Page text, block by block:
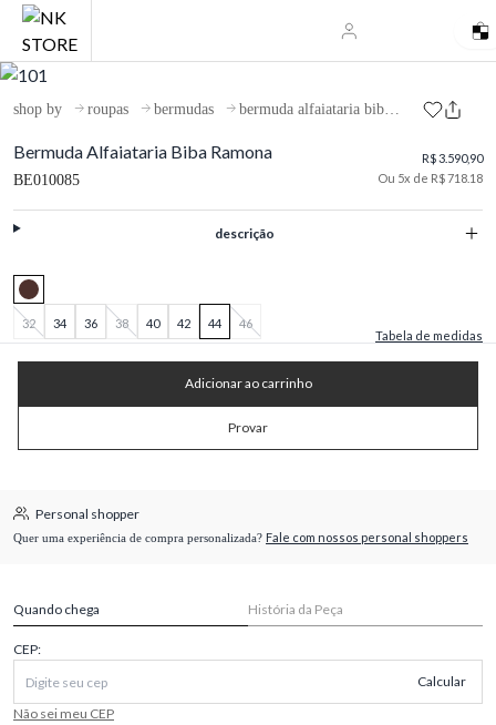
shop by roupas bermudas bermuda alfaiataria biba ramona
Bermuda Alfaiataria Biba Ramona
BE010085
R$ 3.590,90
Ou 5x de R$ 718.18
descrição
32 34 36 38 40 42 44
46
Tabela de medidas
Adicionar ao carrinho
Provar
Personal shopper
Quer uma experiência de compra personalizada? Fale com nossos personal shoppers
Quando chega História da Peça
CEP:
Calcular
Não sei meu CEP